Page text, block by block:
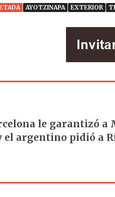
AYOTZINAPA EXTERIOR
le garantizó a
el argentino pidió a